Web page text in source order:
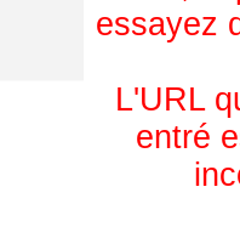
essayez
L'URL
entré